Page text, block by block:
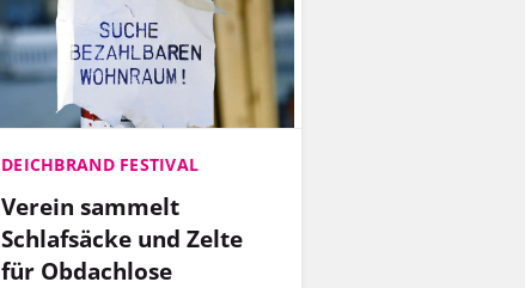
DEICHBRAND FESTIVAL
Verein sammelt
Schlafsäcke und Zelte
für Obdachlose